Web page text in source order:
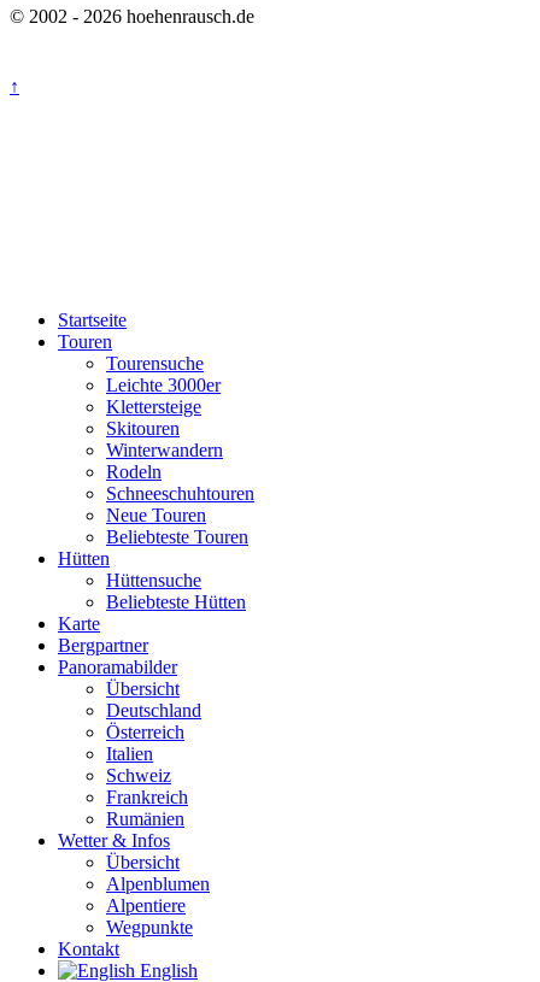
© 2002 - 2026 hoehenrausch.de
↑
Startseite
Touren
Tourensuche
Leichte 3000er
Klettersteige
Skitouren
Winterwandern
Rodeln
Schneeschuhtouren
Neue Touren
Beliebteste Touren
Hütten
Hüttensuche
Beliebteste Hütten
Karte
Bergpartner
Panoramabilder
Übersicht
Deutschland
Österreich
Italien
Schweiz
Frankreich
Rumänien
Wetter & Infos
Übersicht
Alpenblumen
Alpentiere
Wegpunkte
Kontakt
English